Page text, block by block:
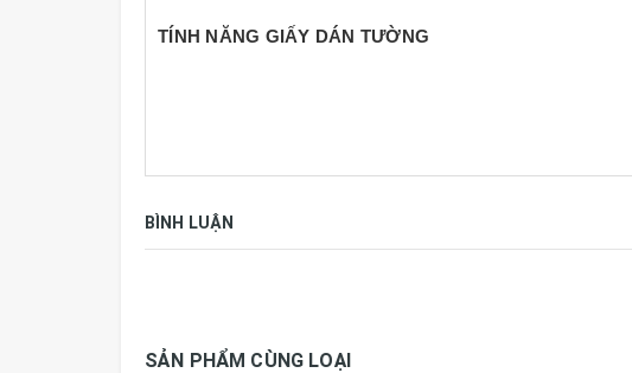
TÍNH NĂNG GIẤY DÁN TƯỜNG
-Peelable:Giấy 2 lớp.
-Straight-Match:
BÌNH LUẬN
SẢN PHẨM CÙNG LOẠI